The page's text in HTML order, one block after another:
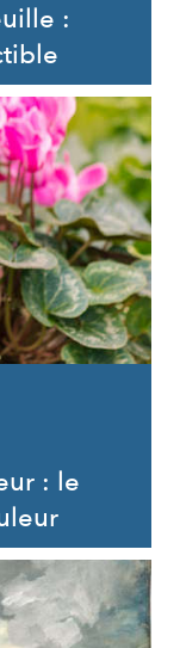
:
: le